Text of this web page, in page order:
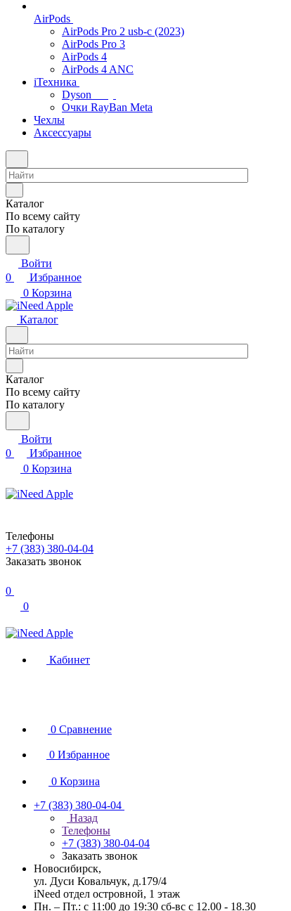
AirPods
AirPods Pro 2 usb-c (2023)
AirPods Pro 3
AirPods 4
AirPods 4 ANC
iТехника
Dyson
Очки RayBan Meta
Чехлы
Аксессуары
Каталог
По всему сайту
По каталогу
Войти
0
Избранное
0 Корзина
Каталог
Каталог
По всему сайту
По каталогу
Войти
0
Избранное
0 Корзина
Телефоны
+7 (383) 380-04-04
Заказать звонок
0
0
Кабинет
0 Сравнение
0 Избранное
0 Корзина
+7 (383) 380-04-04
Назад
Телефоны
+7 (383) 380-04-04
Заказать звонок
Новосибирск,
ул. Дуси Ковальчук, д.179/4
iNeed отдел островной, 1 этаж
Пн. – Пт.: с 11:00 до 19:30 сб-вс с 12.00 - 18.30